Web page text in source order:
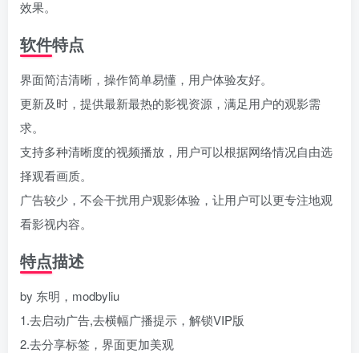
效果。
软件特点
界面简洁清晰，操作简单易懂，用户体验友好。
更新及时，提供最新最热的影视资源，满足用户的观影需
求。
支持多种清晰度的视频播放，用户可以根据网络情况自由选
择观看画质。
广告较少，不会干扰用户观影体验，让用户可以更专注地观
看影视内容。
特点描述
by 东明，modbyliu
1.去启动广告,去横幅广播提示，解锁VIP版
2.去分享标签，界面更加美观